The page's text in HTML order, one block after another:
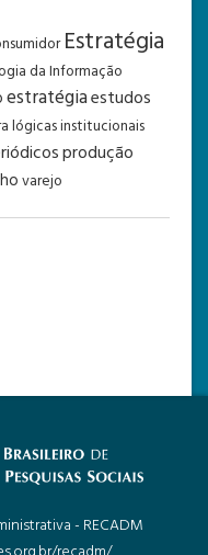
Estratégia
da Informação
estratégiaestudos
lógicas institucionais
produção
varejo
- RECADM